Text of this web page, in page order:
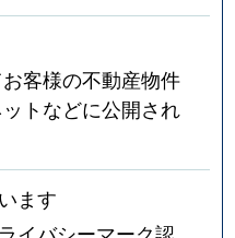
客様の不動産物件
トなどに公開され
ます